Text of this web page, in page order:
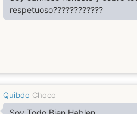
respetuoso????????????
Quibdo Choco